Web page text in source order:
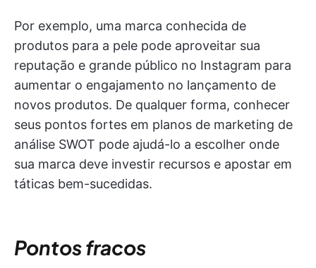
Por exemplo, uma marca conhecida de
produtos para a pele pode aproveitar sua
reputação e grande público no Instagram para
aumentar o engajamento no lançamento de
novos produtos. De qualquer forma, conhecer
seus pontos fortes em planos de marketing de
análise SWOT pode ajudá-lo a escolher onde
sua marca deve investir recursos e apostar em
táticas bem-sucedidas.
Pontos fracos